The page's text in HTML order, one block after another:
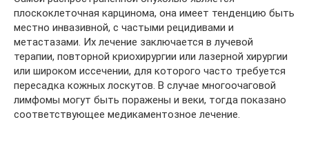
плоскоклеточная карцинома, она имеет тенденцию быть
местно инвазивной, с частыми рецидивами и
метастазами. Их лечение заключается в лучевой
терапии, повторной криохирургии или лазерной хирургии
или широком иссечении, для которого часто требуется
пересадка кожных лоскутов. В случае многоочаговой
лимфомы могут быть поражены и веки, тогда показано
соответствующее медикаментозное лечение.